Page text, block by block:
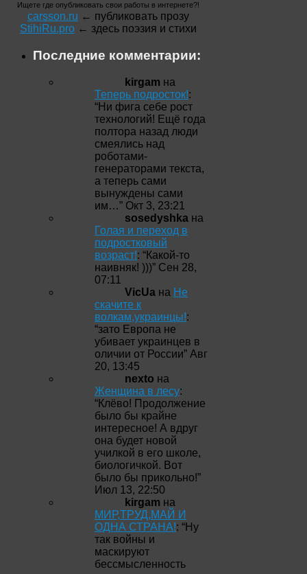
Ищете где опубликовать свои работы в интернете?!
carsson.ru ← публиковать прозу
StihiRu.pro ← здесь поэзия и стихи
Последние комментарии:
kirgam на
Теперь подросток!:
“Ни фига себе рост
технологий! Ещё года
полтора назад люди
смеялись над
роботами-
генераторами текста,
а теперь сами
вынуждены сами
им…” Окт 3, 23:21
sosedyshka на
Голая и переход в
подростковый
возраст!: “Какой-то
наивняк! )))” Сен 28,
07:11
VicUa на Не
скачите к
волкам,украинцы!:
“зато Европа не
убивает украинцев в
оличии от России” Авг
20, 13:45
nexto на
Женщина в лесу:
“Клёво! Продолжение
было бы крайне
интересное! А вдруг
она будет новой
училкой в его школе,
биологичкой. Вот
было бы прикольно!”
Июл 13, 22:50
kirgam на
МИР,ТРУД,МАЙ И
ОДНА СТРАНА!: “Ну
так войны и
маскируют
бессмысленность